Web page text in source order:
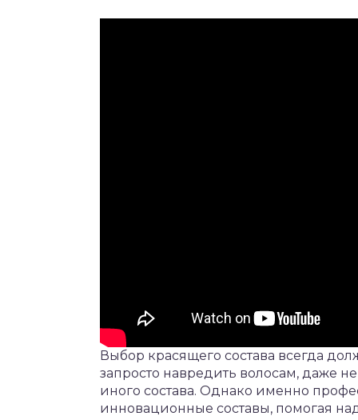
Выбор красящего состава всегда
запросто навредить волосам, даже
иного состава. Однако именно
инновационные составы, помогая